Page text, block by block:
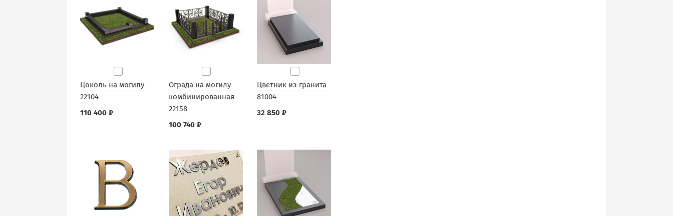
Цоколь на могилу
22104
110 400 ₽
Ограда на могилу
комбинированная
22158
100 740 ₽
Цветник из гранита
81004
32 850 ₽